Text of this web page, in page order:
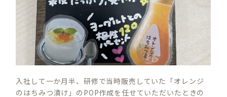
入社して一か月半、研修で当時販売していた「オレンジ
のはちみつ漬け」のPOP作成を任せていただいたときの